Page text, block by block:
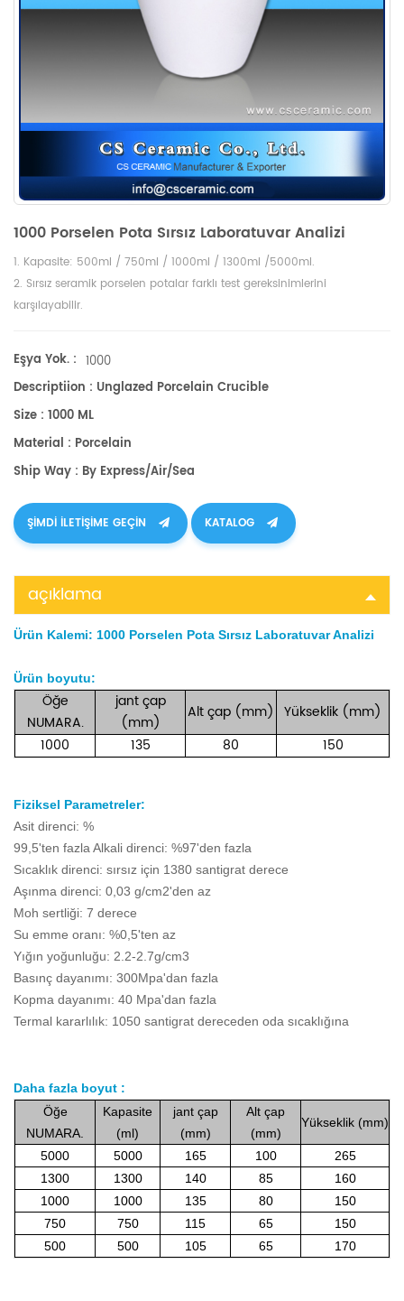
1000 Porselen Pota Sırsız Laboratuvar Analizi
1. Kapasite: 500ml / 750ml / 1000ml / 1300ml /5000ml.
2. Sırsız seramik porselen potalar farklı test gereksinimlerini
karşılayabilir.
Eşya Yok. : 1000
Descriptiion : Unglazed Porcelain Crucible
Size : 1000 ML
Material : Porcelain
Ship Way : By Express/air/sea
ŞIMDI ILETIŞIME GEÇIN KATALOG
açıklama
Ürün Kalemi: 1000 Porselen Pota Sırsız Laboratuvar Analizi
Ürün boyutu:
Öğe
NUMARA.
jantçap
(mm)
Altçap (mm) Yükseklik (mm)
1000
135 80 150
Fiziksel Parametreler:
Asit direnci: %
99,5'ten fazla Alkali direnci: %97'den fazla
Sıcaklık direnci: sırsız için 1380 santigrat derece
Aşınma direnci: 0,03 g/cm2'den az
Moh sertliği: 7 derece
Su emme oranı: %0,5'ten az
Yığın yoğunluğu: 2.2-2.7g/cm3
Basınç dayanımı: 300Mpa'dan fazla
Kopma dayanımı: 40 Mpa'dan fazla
Termal kararlılık: 1050 santigrat dereceden oda sıcaklığına
Daha fazla boyut :
Öğe
NUMARA.
Kapasite
(ml)
jant çap
(mm)
Alt çap
(mm)
Yükseklik (mm)
5000 5000 165 100
265
1300
1300 140 85
160
1000
1000 135 80
150
750
750 115 65
150
500
500 105 65 170